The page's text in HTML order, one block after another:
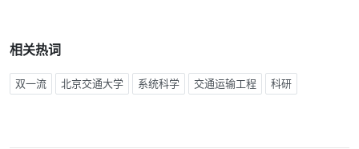
相关热词
双一流 北京交通大学 系统科学 交通运输工程 科研